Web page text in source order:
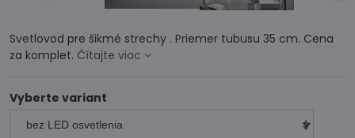
Svetlovod pre šikmé strechy . Priemer tubusu 35 cm. Cena
za komplet. Čítajte viac
Vyberte variant